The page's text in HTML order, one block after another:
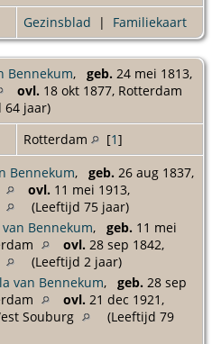
Gezinsblad | Familiekaart
Bennekum, geb. 24 mei 1813,
ovl. 18 okt 1877, Rotterdam
64 jaar)
Rotterdam [1]
Bennekum, geb. 26 aug 1837,
ovl. 11 mei 1913,
(Leeftijd 75 jaar)
Bennekum, geb. 11 mei
ovl. 28 sep 1842,
(Leeftijd 2 jaar)
van Bennekum, geb. 28 sep
ovl. 21 dec 1921,
Souburg
(Leeftijd 79